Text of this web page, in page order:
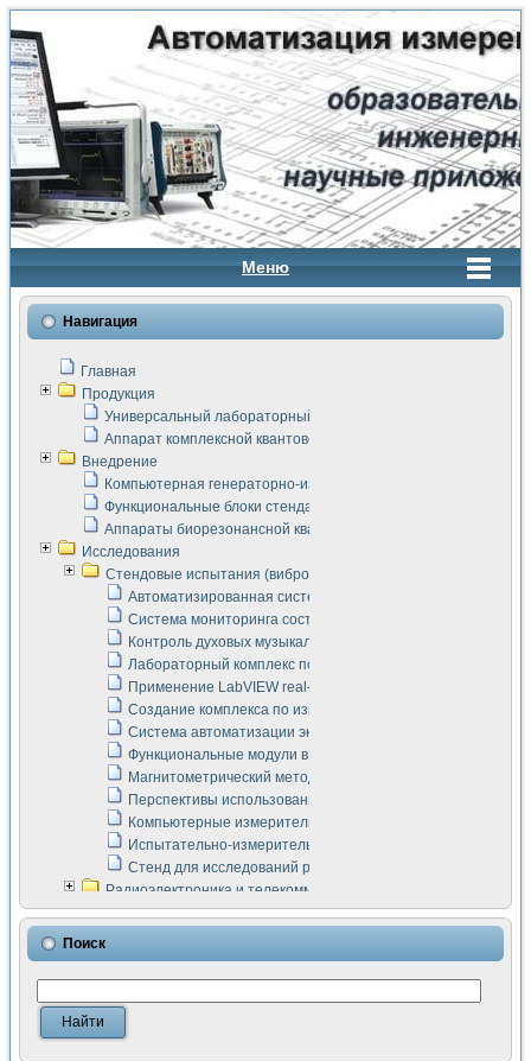
Меню
Навигация
Главная
Продукция
Универсальный лабораторный стенд "Сигнал-USB"
Аппарат комплексной квантовой терапии Интроскан
Внедрение
Компьютерная генераторно-измерительная система
Функциональные блоки стенда "Сигнал-USB"
Аппараты биорезонансной квантовой терапии серии СКАН
Исследования
Стендовые испытания (виброакустика, тензометрия и т.п.)
Автоматизированная система измерения параметров
Система мониторинга состояния тяговых
Контроль духовых музыкальных инструментов
Лабораторный комплекс по исследованию элементной
Применение LabVIEW real-time module для
Создание комплекса по измерению скорости подвижного
Система автоматизации экспериментальных
Функциональные модули в стандарте Nl SCXI для
Магнитометрический метод в дефектоскопии сварных
Перспективы использования машинного зрения в
Компьютерные измерительные системы для
Испытательно-измерительный комплекс аппаратуры для
Стенд для исследований рабочих процессов ДВС в
Радиоэлектроника и телекоммуникации
LabVIEW в расчетах радиолиний систем передачи данных
Аппаратно-программный комплекс для исследования
Виртуальный лабораторный стенд для исследования
Измерение шумовых параметров операционных
Измерительный преобразователь на основе цифровой
Поиск